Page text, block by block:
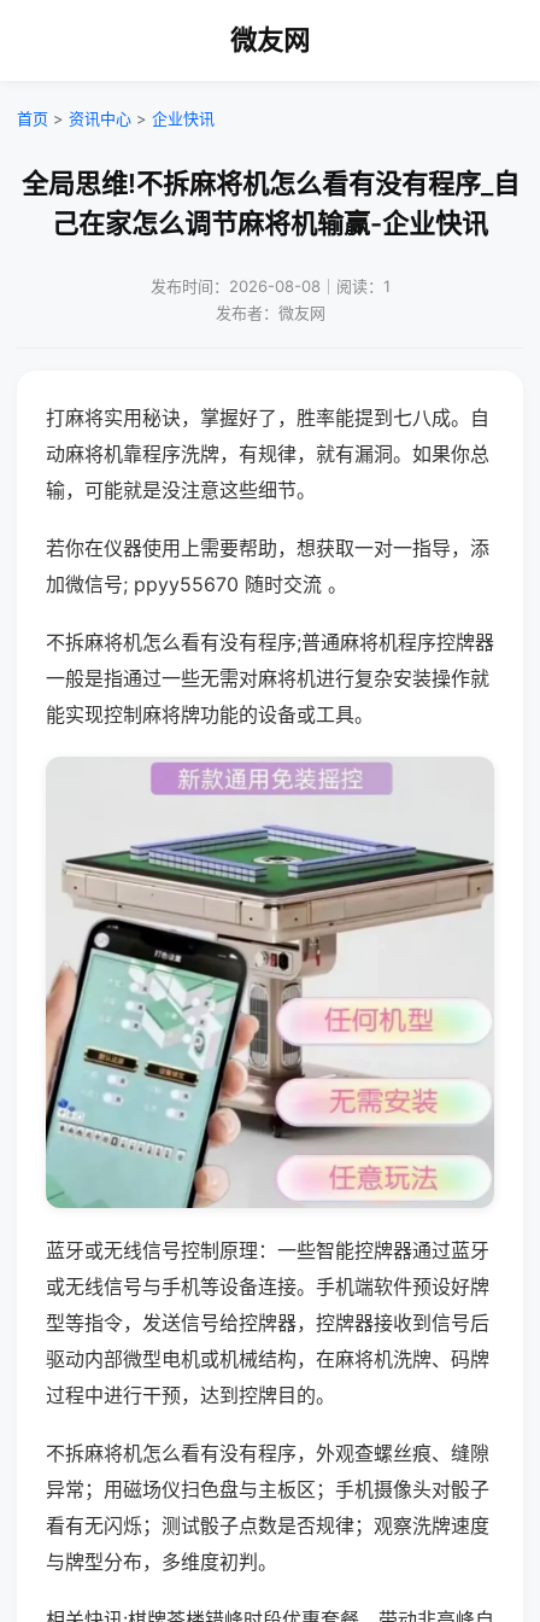
微友网
首页 > 资讯中心 > 企业快讯
全局思维!不拆麻将机怎么看有没有程序_自
己在家怎么调节麻将机输赢-企业快讯
发布时间：2026-08-08｜阅读：1
发布者：微友网
打麻将实用秘诀，掌握好了，胜率能提到七八成。自
动麻将机靠程序洗牌，有规律，就有漏洞。如果你总
输，可能就是没注意这些细节。
若你在仪器使用上需要帮助，想获取一对一指导，添
加微信号; ppyy55670 随时交流 。
不拆麻将机怎么看有没有程序;普通麻将机程序控牌器
一般是指通过一些无需对麻将机进行复杂安装操作就
能实现控制麻将牌功能的设备或工具。
蓝牙或无线信号控制原理：一些智能控牌器通过蓝牙
或无线信号与手机等设备连接。手机端软件预设好牌
型等指令，发送信号给控牌器，控牌器接收到信号后
驱动内部微型电机或机械结构，在麻将机洗牌、码牌
过程中进行干预，达到控牌目的。
不拆麻将机怎么看有没有程序，外观查螺丝痕、缝隙
异常；用磁场仪扫色盘与主板区；手机摄像头对骰子
看有无闪烁；测试骰子点数是否规律；观察洗牌速度
与牌型分布，多维度初判。